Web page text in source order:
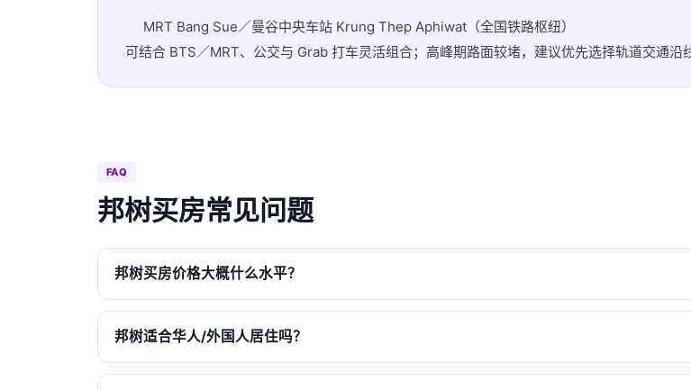
MRT Bang Sue／曼谷中央车站 Krung Thep Aphiwat（全国铁路枢纽）
可结合 BTS／MRT、公交与 Grab 打车灵活组合；高峰期路面较堵，建议优先选择轨道交通沿
FAQ
邦树买房常见问题
邦树买房价格大概什么水平？
邦树适合华人/外国人居住吗？